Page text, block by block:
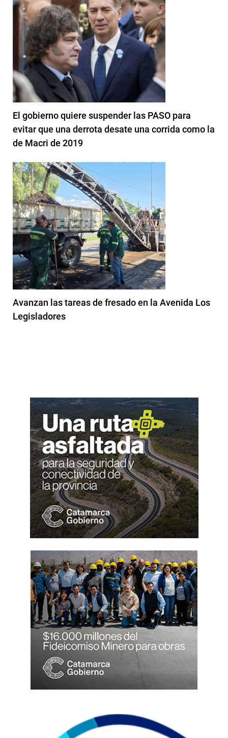
El gobierno quiere suspender las PASO para
evitar que una derrota desate una corrida como la
de Macri de 2019
Avanzan las tareas de fresado en la Avenida Los
Legisladores